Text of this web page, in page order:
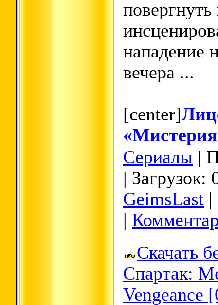
нападение
вечера ...
[center]
Сериалы |
| Загрузок:
GeimsLast
|
Скачать
Спартак:
Vengeance